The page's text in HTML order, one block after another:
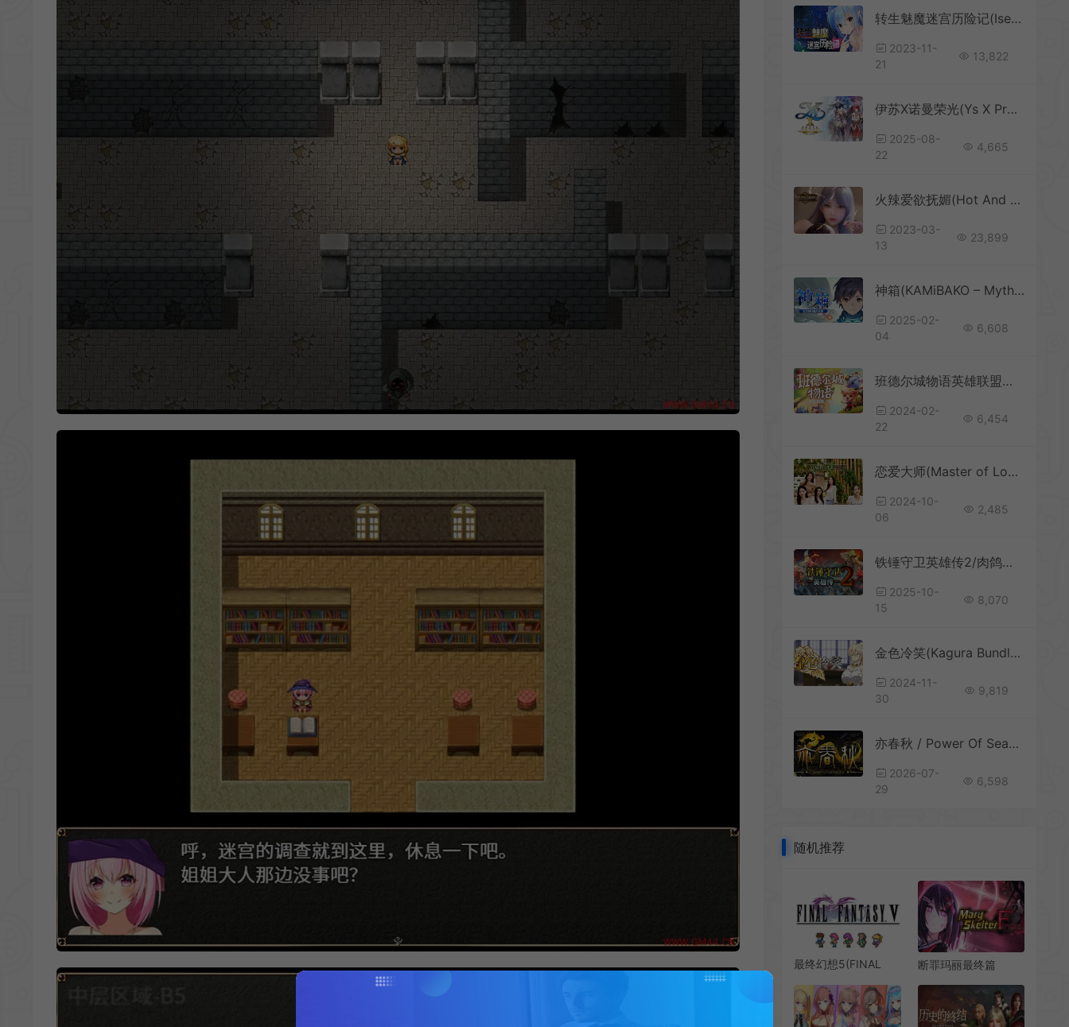
转生魅魔迷宫历险记(Isekai Succubus)简中|PC|美少女异世界3D迷宫RPG游戏
2023-11-
21
13,822
伊苏X诺曼荣光(Ys X Proud NORDICS)卡通动作RPG游戏|下载
2025-08-
22
4,665
火辣爱欲抚媚(Hot And Lovely:Charm)简中|PC|SLG|超精美动态互动游戏
2023-03-
13
23,899
神箱(KAMiBAKO – Mythology of Cube -)多元素独特RPG游戏|下载
2025-02-
04
6,608
班德尔城物语英雄联盟外传(Bandle Tale A League Of Legends Story)简中|PC|RPG|生产建造角色扮演游戏
2024-02-
22
6,454
恋爱大师(Master of Love)简中|PC|RPG|真人互动恋爱游戏
2024-10-
06
2,485
铁锤守卫英雄传2/肉鸽动作RPG游戏 Heroes of Hammerwatch II 下载
2025-10-
15
8,070
金色冷笑(Kagura Bundle)复古角色扮演游戏|中文|攻略|补丁|绿色版
2024-11-
30
9,819
亦春秋 / Power Of Seasons 武侠动作ARPG游戏
2026-07-
29
6,598
随机推荐
最终幻想5(FINAL
素RPG游戏|下载
断罪玛丽最终篇
Finale)繁中|PC|地牢
探索角色扮演游戏